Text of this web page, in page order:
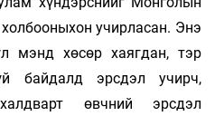
учирласан. Энэ
мэнд хөсөр хаягдан, тэр
байдалд эрсдэл учирч,
өвчний эрсдэл